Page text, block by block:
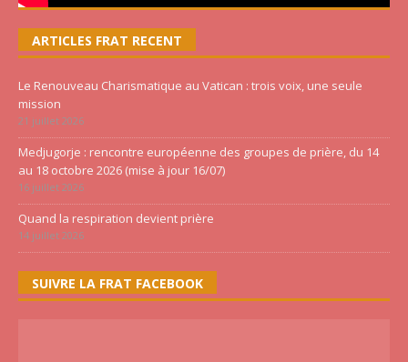
ARTICLES FRAT RECENT
Le Renouveau Charismatique au Vatican : trois voix, une seule
mission
21 juillet 2026
Medjugorje : rencontre européenne des groupes de prière, du 14
au 18 octobre 2026 (mise à jour 16/07)
16 juillet 2026
Quand la respiration devient prière
14 juillet 2026
SUIVRE LA FRAT FACEBOOK